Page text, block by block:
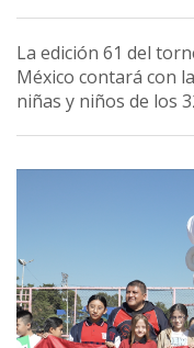
La edición 61 del
México contará con
niñas y niños de los